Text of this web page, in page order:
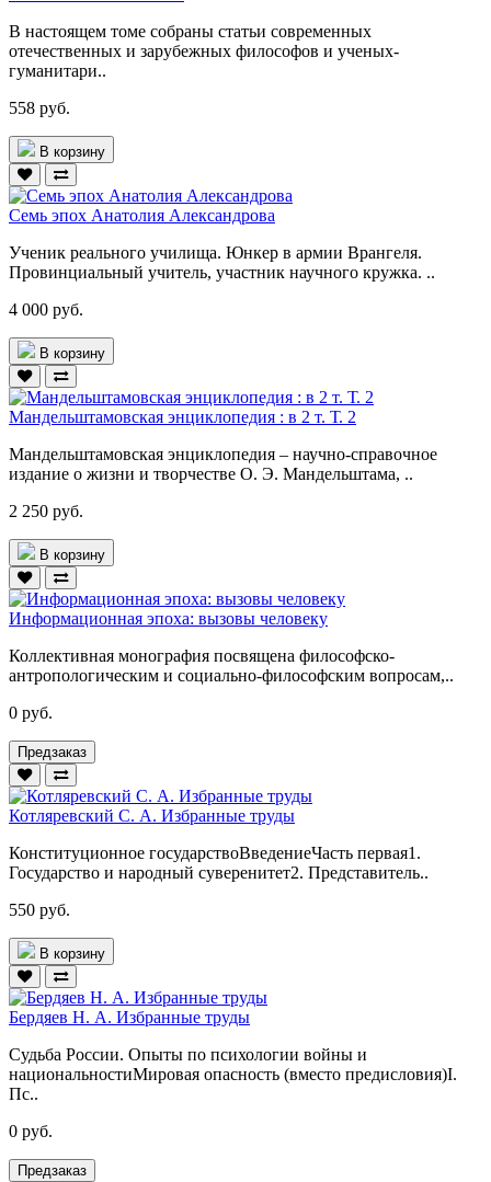
В настоящем томе собраны статьи современных
отечественных и зарубежных философов и ученых-
гуманитари..
558 руб.
В корзину
Семь эпох Анатолия Александрова
Ученик реального училища. Юнкер в армии Врангеля.
Провинциальный учитель, участник научного кружка. ..
4 000 руб.
В корзину
Мандельштамовская энциклопедия : в 2 т. Т. 2
Мандельштамовская энциклопедия – научно-справочное
издание о жизни и творчестве О. Э. Мандельштама, ..
2 250 руб.
В корзину
Информационная эпоха: вызовы человеку
Коллективная монография посвящена философско-
антропологическим и социально-философским вопросам,..
0 руб.
Предзаказ
Котляревский С. А. Избранные труды
Конституционное государствоВведениеЧасть первая1.
Государство и народный суверенитет2. Представитель..
550 руб.
В корзину
Бердяев Н. А. Избранные труды
Судьба России. Опыты по психологии войны и
национальностиМировая опасность (вместо предисловия)I.
Пс..
0 руб.
Предзаказ